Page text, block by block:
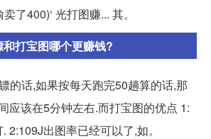
了400)‘ 光打图赚... 其。
打宝图哪个更赚钱?
的话,如果按每天跑完50趟算的话,那
应该在5分钟左右.而打宝图的优点 1:
2:109J出图率已经可以了,如。